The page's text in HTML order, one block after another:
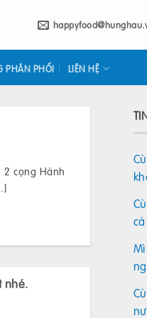
PHÂN PHỐI LIÊN HỆ
2 cọng Hành
nhé.